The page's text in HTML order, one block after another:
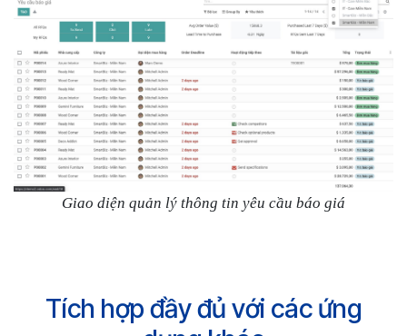
Giao diện quản lý thông tin yêu cầu báo giá
Tích hợp đầy đủ với các ứng